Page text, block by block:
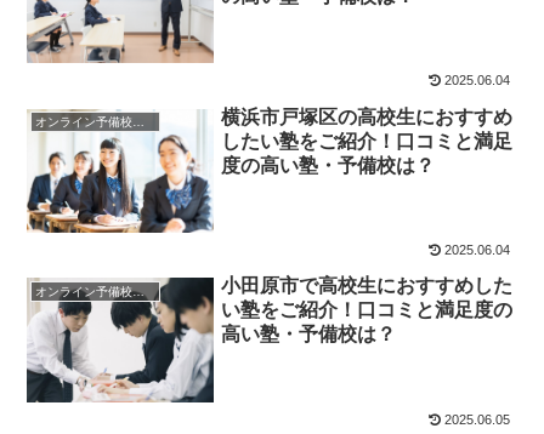
2025.06.04
横浜市戸塚区の高校生におすすめ
したい塾をご紹介！口コミと満足
度の高い塾・予備校は？
2025.06.04
オンライン予備校・塾の活用法
小田原市で高校生におすすめした
い塾をご紹介！口コミと満足度の
高い塾・予備校は？
2025.06.05